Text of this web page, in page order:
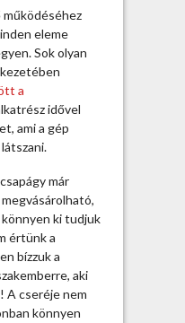
eleme
Sok olyan
a
idővel
ami a gép
már
ki tudjuk
értünk a
bízzuk a
aki
A cseréje nem
könnyen